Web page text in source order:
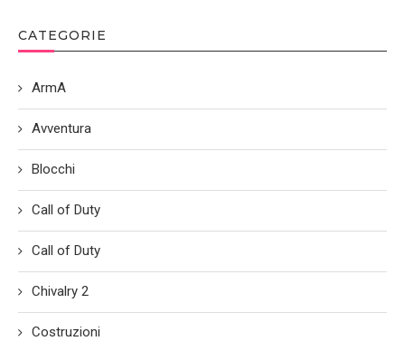
CATEGORIE
ArmA
Avventura
Blocchi
Call of Duty
Call of Duty
Chivalry 2
Costruzioni